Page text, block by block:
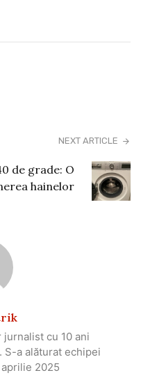
NEXT ARTICLE
de grade: O
hainelor
cu 10 ani
S-a alăturat echipei
2025